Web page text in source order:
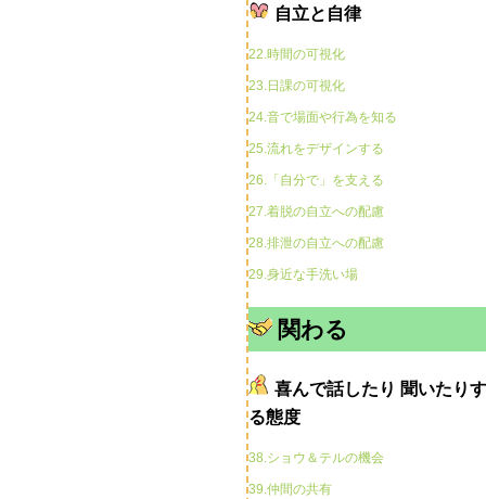
自立と自律
22.時間の可視化
23.日課の可視化
24.音で場面や行為を知る
25.流れをデザインする
26.「自分で」を支える
27.着脱の自立への配慮
28.排泄の自立への配慮
29.身近な手洗い場
関わる
喜んで話したり 聞いたりす
る態度
38.ショウ＆テルの機会
39.仲間の共有